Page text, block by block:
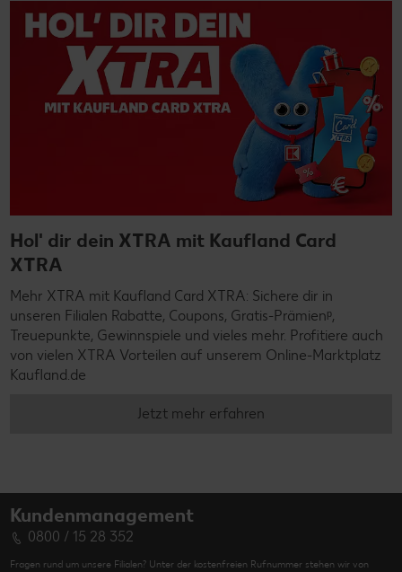
Hol' dir dein XTRA mit Kaufland Card
XTRA
Mehr XTRA mit Kaufland Card XTRA: Sichere dir in
unseren Filialen Rabatte, Coupons, Gratis-Prämienᵖ,
Treuepunkte, Gewinnspiele und vieles mehr. Profitiere auch
von vielen XTRA Vorteilen auf unserem Online-Marktplatz
Kaufland.de
Jetzt mehr erfahren
Kundenmanagement
0800 / 15 28 352
Fragen rund um unsere Filialen? Unter der kostenfreien Rufnummer stehen wir von